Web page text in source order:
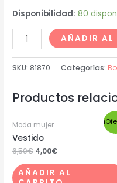
Disponibilidad: 80
AÑADIR AL
SKU: 81870 Categorías:
Productos
Moda mujer
Vestido
6,50€ 4,00€
AÑADIR AL